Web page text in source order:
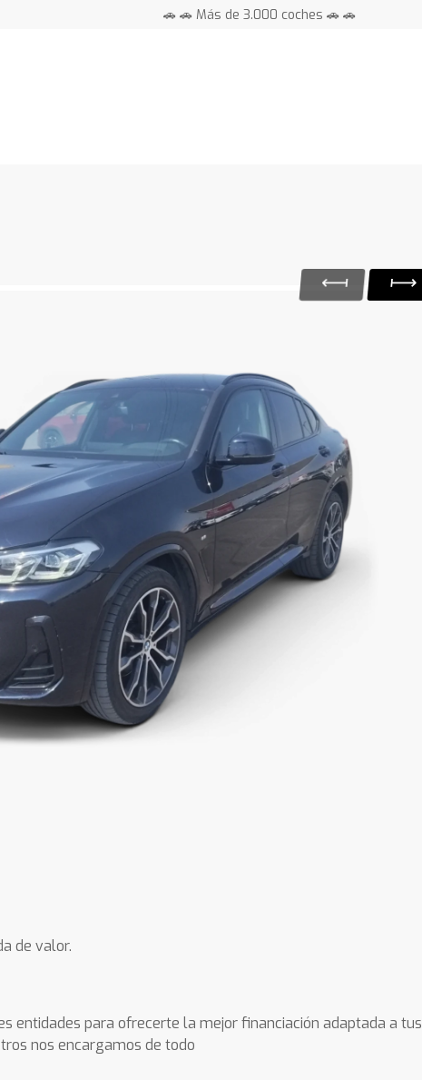
🚗 🚗 Más de 3.000 coches 🚗 🚗
de valor.
entidades para ofrecerte la mejor financiación adaptada a tus
nos encargamos de todo